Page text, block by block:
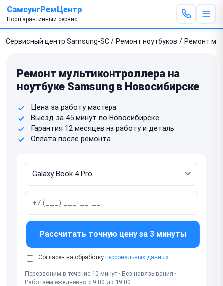
СамсунгРемЦентр
Постгарантийный сервис
Сервисный центр Samsung-SC / Ремонт ноутбуков / Ремонт
Ремонт мультиконтроллера на
ноутбуке Samsung в Новосибирске
Цена за работу мастера
Выезд за 45 минут по Новосибирске
Гарантия 12 месяцев на работу и деталь
Оплата после ремонта
Рассчитать точную цену за 3 минуты
Согласен на обработку персональных данных
Перезвоним в течение 10 минут · Без навязывания ·
Работаем ежедневно с 9:00 до 19:00